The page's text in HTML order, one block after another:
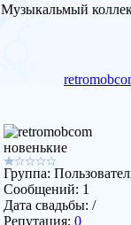
Музыкальмый
новенькие
Группа:
Сообщений: 1
Дата свадьбы: /
Репутация: 0